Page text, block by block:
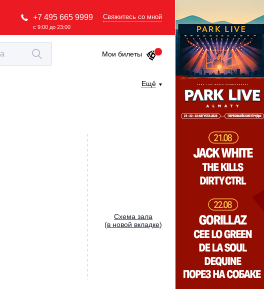
+7 495 665 9999
с 9:00 до 23:00
Свяжитесь со мной
Мои билеты
Ещё
Cхема зала
(в новой вкладке)